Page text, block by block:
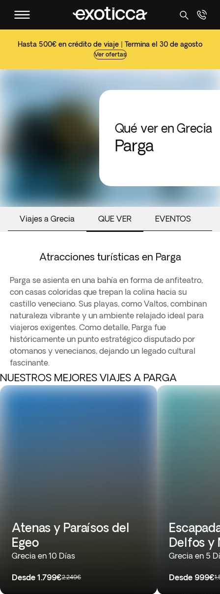
Hasta 500€ en crédito de viaje | Termina el 30 de agosto
Ver ofertas
Qué ver en Grecia
Parga
Viajes a Grecia QUE VER EVENTOS
Atracciones turísticas en Parga
Parga se asienta en una bahía en forma de anfiteatro,
con casas coloridas que trepan la colina hacia su
castillo veneciano. Sus playas, como Valtos, combinan
naturaleza vibrante y un ambiente relajado ideal para
viajeros exigentes. Como detalle, Parga fue
históricamente un punto estratégico disputado por
otomanos y venecianos, dejando un legado cultural
fascinante.
NUESTROS MEJORES VIAJES A PARGA
Atenas y Paraísos del
Egeo
Grecia en 10 Días
Desde 1.799€2.249€
Delfos y
Grecia en 5
Desde 999€